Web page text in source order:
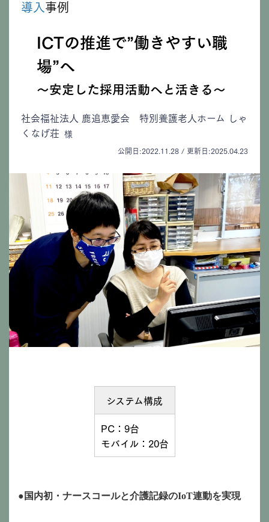
導入事例
ICTの推進で”働きやすい職
場”へ
〜安定した採用活動へと活きる〜
社会福祉法人 鹿追恵愛会 特別養護老人ホーム しゃ
くなげ荘 様
公開日:2022.11.28 / 更新日:2025.04.23
システム構成
PC：9台
モバイル：20台
●国内初・ナースコールと介護記録のIoT連動を実現